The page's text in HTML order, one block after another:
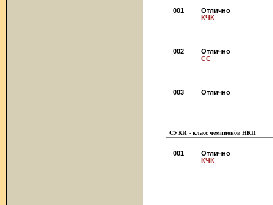
001
Отлично
КЧК
002
Отлично
СС
003 Отлично
СУКИ - класс чемпионов НКП
001
Отлично
КЧК